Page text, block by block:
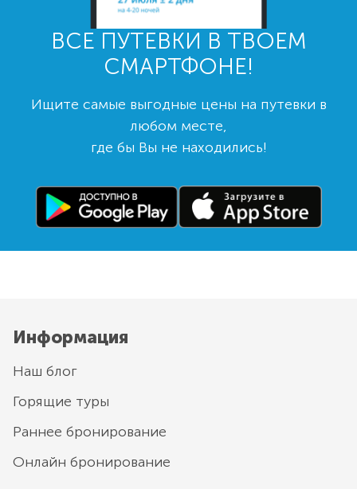
ВСЕ ПУТЕВКИ В ТВОЕМ
СМАРТФОНЕ!
Ищите самые выгодные цены на путевки в
любом месте,
где бы Вы не находились!
Информация
Наш блог
Горящие туры
Раннее бронирование
Онлайн бронирование